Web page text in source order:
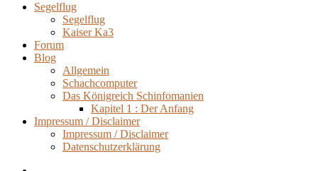
Segelflug
Segelflug
Kaiser Ka3
Forum
Blog
Allgemein
Schachcomputer
Das Königreich Schinfomanien
Kapitel 1 : Der Anfang
Impressum / Disclaimer
Impressum / Disclaimer
Datenschutzerklärung